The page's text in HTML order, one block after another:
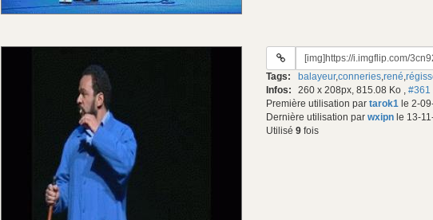
URL
gif:
Tags: balayeur,conneries,rené,
Infos:
260 x 208px, 815.08 Ko , #361
Première utilisation par tarok1 le 2-
Dernière utilisation par wxipn le 13-
Utilisé 9 fois